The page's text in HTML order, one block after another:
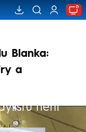
Blanka:
a
není